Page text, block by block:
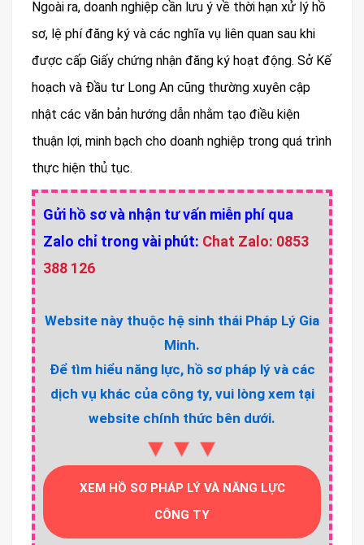
Ngoài ra, doanh nghiệp cần lưu ý về thời hạn xử lý hồ
sơ, lệ phí đăng ký và các nghĩa vụ liên quan sau khi
được cấp Giấy chứng nhận đăng ký hoạt động. Sở Kế
hoạch và Đầu tư Long An cũng thường xuyên cập
nhật các văn bản hướng dẫn nhằm tạo điều kiện
thuận lợi, minh bạch cho doanh nghiệp trong quá trình
thực hiện thủ tục.
Gửi hồ sơ và nhận tư vấn miễn phí qua
Zalo chỉ trong vài phút: Chat Zalo: 0853
388 126
Website này thuộc hệ sinh thái Pháp Lý Gia
Minh.
Để tìm hiểu năng lực, hồ sơ pháp lý và các
dịch vụ khác của công ty, vui lòng xem tại
website chính thức bên dưới.
▼▼▼
XEM HỒ SƠ PHÁP LÝ VÀ NĂNG LỰC
CÔNG TY